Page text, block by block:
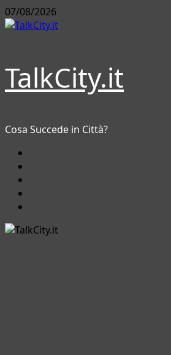
Vai
al
07/08/2026
TalkCity.it
Cosa Succede in Città?